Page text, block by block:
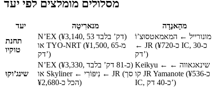
מסלולים מומלצים לפי יעד
יעד מנארִיטָה
מהָאנֶדָה
תחנת
טוקיו
N’EX (¥3,140, 53 דק’ בלבד)
או TYO-NRT (¥1,500, מ-65
דק’)
מונורייל ← המאמאטסוּצ’וֹ
← JR (כ-¥720 IC, כ-30
דק’)
שינג’וקוּ
N’EX (¥3,330, כ-81 דק’ בלבד)
או Skyliner ← נִיפּוֹרִי ← JR (סך
הכל כ-¥2,680)
Keikyu ← שינאגאווה ←
קו JR Yamanote (כ-¥536
IC, כ-40 דק’)